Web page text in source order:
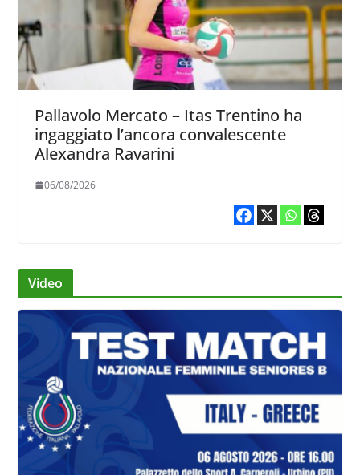
Pallavolo Mercato – Itas Trentino ha
ingaggiato l’ancora convalescente
Alexandra Ravarini
06/08/2026
Video